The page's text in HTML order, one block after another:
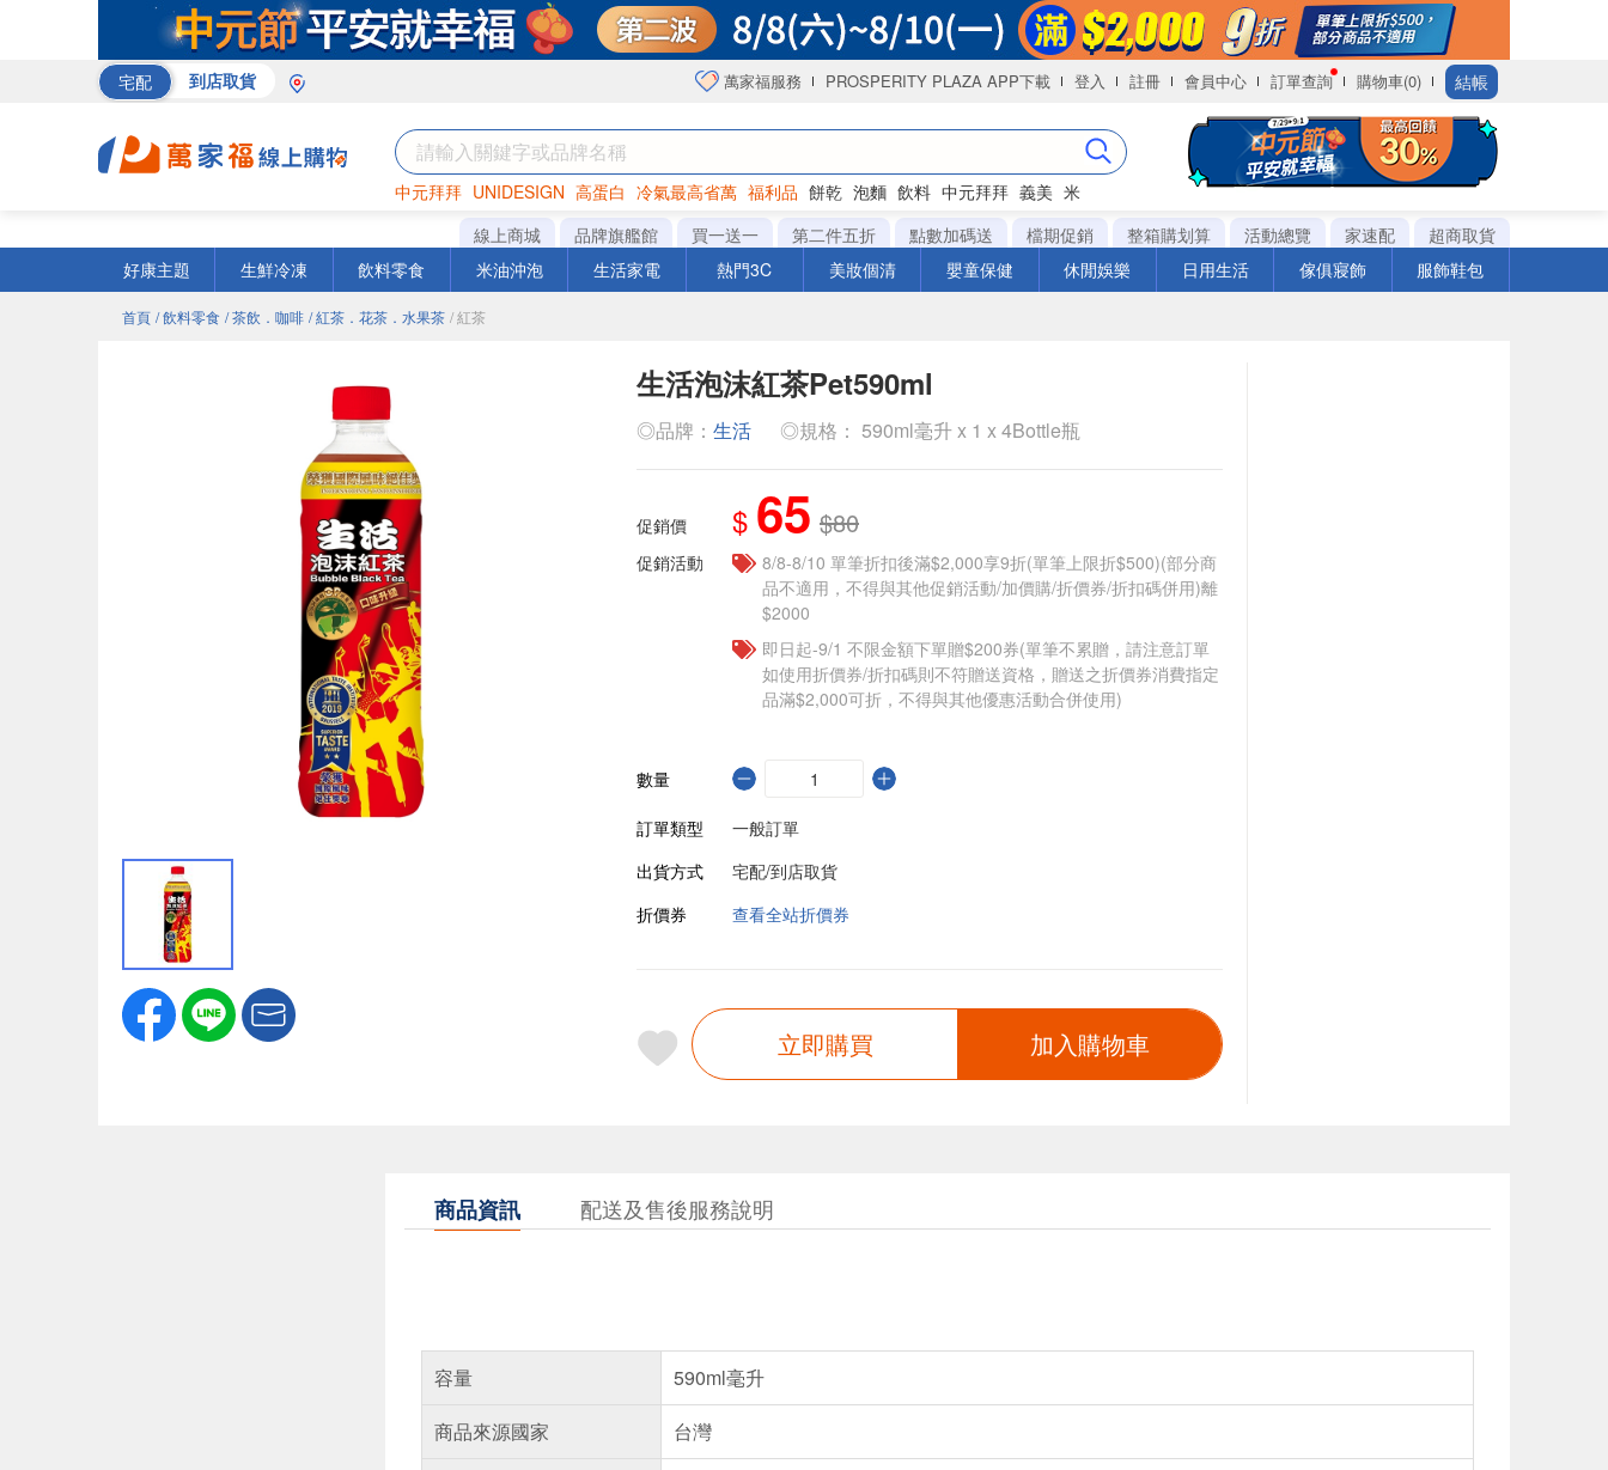
宅配 到店取貨 萬家福服務 PROSPERITY PLAZA APP下載 登入 註冊 會員中心 訂單查詢 購物車(0) 結帳
中元拜拜 UNIDESIGN 高蛋白 冷氣最高省萬 福利品 餅乾 泡麵 飲料 中元拜拜 義美 米
罐頭 咖啡 海苔
線上商城 品牌旗艦館 買一送一 第二件五折 點數加碼送 檔期促銷 整箱購划算 活動總覽 家速配
超商取貨
好康主題
生鮮冷凍 飲料零食 米油沖泡 生活家電 熱門3C 美妝個清 嬰童保健 休閒娛樂 日用生活 傢俱寢飾 服飾鞋包
首頁 / 飲料零食 / 茶飲．咖啡 / 紅茶．花茶．水果茶 / 紅茶
生活泡沫紅茶Pet590ml
◎品牌： 生活 ◎規格： 590ml毫升 x 1 x 4Bottle瓶
促銷價 $ 65 $80
促銷活動
8/8-8/10 單筆折扣後滿$2,000享9折(單筆上限折$500)(部分商
品不適用，不得與其他促銷活動/加價購/折價券/折扣碼併用)離
$2000
即日起-9/1 不限金額下單贈$200券(單筆不累贈，請注意訂單
如使用折價券/折扣碼則不符贈送資格，贈送之折價券消費指定
品滿$2,000可折，不得與其他優惠活動合併使用)
數量
訂單類型
一般訂單
出貨方式
宅配/到店取貨
折價券
查看全站折價券
立即購買 加入購物車
商品資訊 配送及售後服務說明
容量
590ml毫升
商品來源國家
台灣